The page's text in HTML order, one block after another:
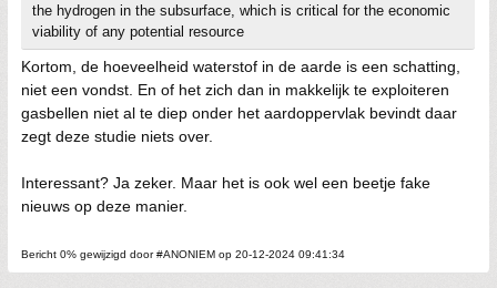
the hydrogen in the subsurface, which is critical for the economic
viability of any potential resource
Kortom, de hoeveelheid waterstof in de aarde is een schatting,
niet een vondst. En of het zich dan in makkelijk te exploiteren
gasbellen niet al te diep onder het aardoppervlak bevindt daar
zegt deze studie niets over.
Interessant? Ja zeker. Maar het is ook wel een beetje fake
nieuws op deze manier.
Bericht 0% gewijzigd door #ANONIEM op 20-12-2024 09:41:34